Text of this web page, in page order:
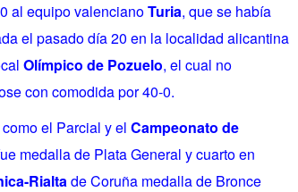
al equipo valencianoTuria, que se había
el pasado día 20 en la localidad alicantina
Olímpico de Pozuelo, el cual no
con comodida por 40-0.
el Parcial y el Campeonato de
medalla de Plata General y cuarto en
Rialtade Coruña medalla de Bronce